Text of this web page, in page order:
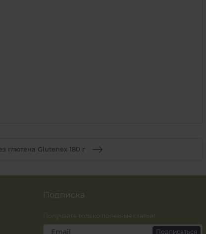
глютена Glutenex 180 г
Подписка
Получайте только полезные статьи!
Подписаться